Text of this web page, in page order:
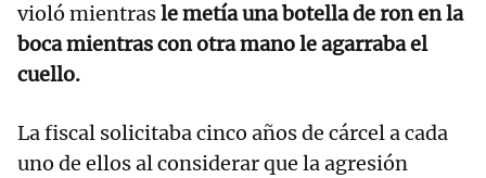
violó mientrasle metía una botella de ron en la
boca mientras con otra mano le agarraba el
cuello.
La fiscal solicitaba cinco años de cárcel a cada
uno de ellos al considerar que la agresión